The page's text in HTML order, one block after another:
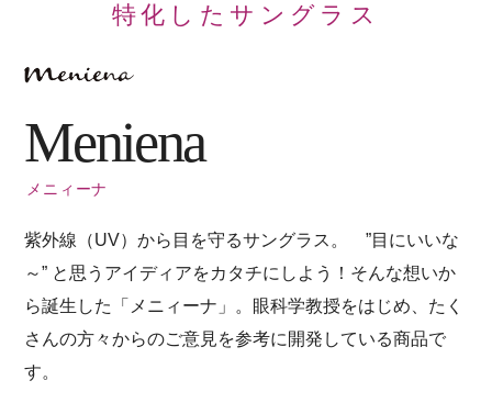
特化したサングラス
Meniena
メニィーナ
紫外線（UV）から目を守るサングラス。 ”目にいいな
～” と思うアイディアをカタチにしよう！そんな想いか
ら誕生した「メニィーナ」。眼科学教授をはじめ、たく
さんの方々からのご意見を参考に開発している商品で
す。